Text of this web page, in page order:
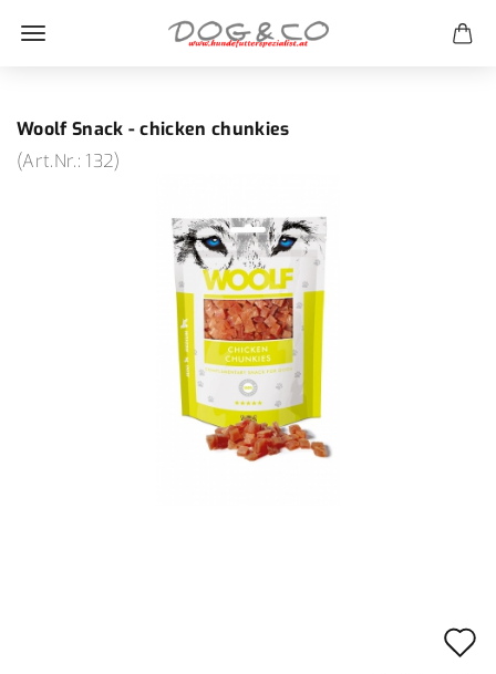
Woolf Snack - chicken chunkies
(Art.Nr.: 132)